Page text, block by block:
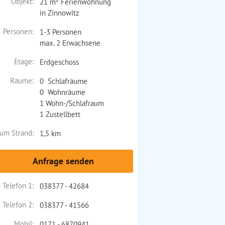
in Zinnowitz
Personen:
1-3 Personen
max. 2 Erwachsene
Etage:
Erdgeschoss
Räume:
0 Schlafräume
0 Wohnräume
1 Wohn-/Schlafraum
1 Zustellbett
Strand:
1,5 km
Anfrage senden
Telefon 1:
038377 - 42684
Telefon 2:
038377 - 41566